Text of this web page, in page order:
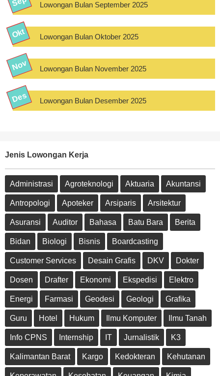
Lowongan Bulan September 2025
Lowongan Bulan Oktober 2025
Lowongan Bulan November 2025
Lowongan Bulan Desember 2025
Jenis Lowongan Kerja
Administrasi Agroteknologi Aktuaria Akuntansi
Antropologi Apoteker Arsiparis Arsitektur
Asuransi Auditor Bahasa Batu Bara Berita
Bidan Biologi Bisnis Boardcasting
Customer Services Desain Grafis DKV Dokter
Dosen Drafter Ekonomi Ekspedisi Elektro
Energi Farmasi Geodesi Geologi Grafika
Guru Hotel Hukum Ilmu Komputer Ilmu Tanah
Info CPNS Internship IT Jurnalistik K3
Kalimantan Barat Kargo Kedokteran Kehutanan